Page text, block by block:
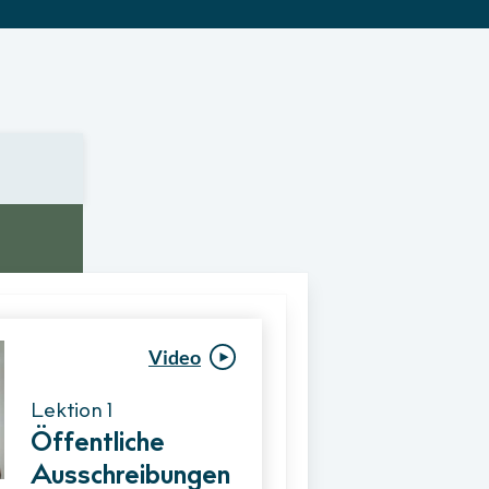
Video
Lektion 1
Öffentliche
AusschreibungenVergabeverfahre